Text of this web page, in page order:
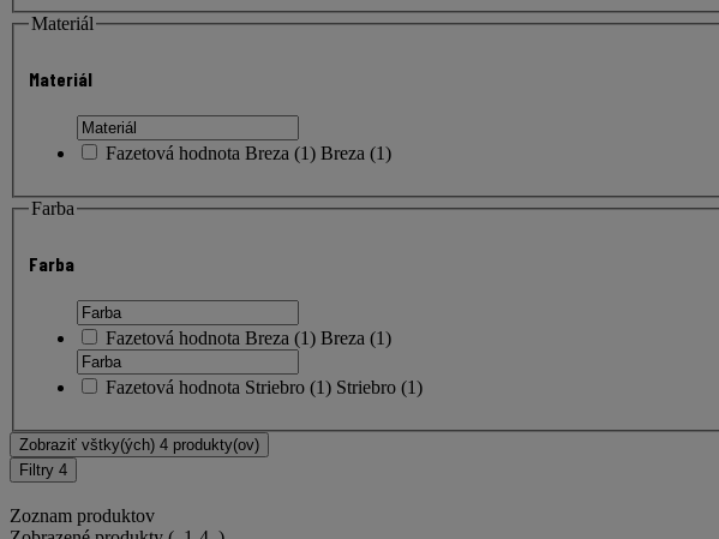
Materiál
Materiál
Fazetová hodnota Breza (1) Breza (1)
Farba
Farba
Fazetová hodnota Breza (1) Breza (1)
Fazetová hodnota Striebro (1) Striebro (1)
Zobraziť vštky(ých) 4 produkty(ov)
Filtry 4
Zoznam produktov